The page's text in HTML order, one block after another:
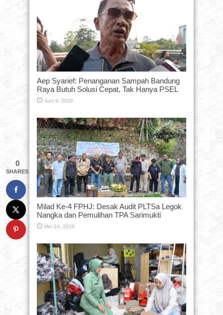
Aep Syarief: Penanganan Sampah Bandung
Raya Butuh Solusi Cepat, Tak Hanya PSEL
Juni 9, 2026
Milad Ke-4 FPHJ: Desak Audit PLTSa Legok
Nangka dan Pemulihan TPA Sarimukti
Mei 24, 2026
0
SHARES